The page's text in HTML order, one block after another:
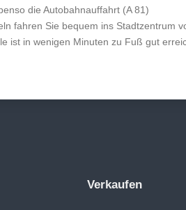
die Autobahnauffahrt (A 81)
fahren Sie bequem ins Stadtzentrum
ist in wenigen Minuten zu Fuß gut
Verkaufen